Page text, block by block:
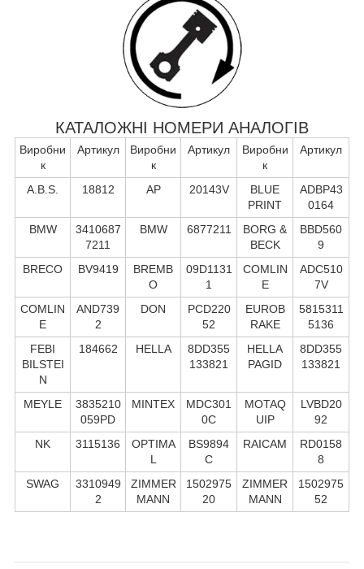
КАТАЛОЖНІ НОМЕРИ АНАЛОГІВ
Виробни
к
Артикул
Виробни
к
Артикул
Виробни
к
Артикул
A.B.S. 18812 AP 20143V
BLUE
PRINT
ADBP43
0164
BMW
3410687
7211
BMW 6877211
BORG &
BECK
BBD560
9
BRECO
BV9419
BREMB
O
09D1131
1
COMLIN
E
ADC510
7V
COMLIN
E
AND739
2
DON
PCD220
52
EUROB
RAKE
5815311
5136
FEBI
BILSTEI
N
184662 HELLA
8DD355
133821
HELLA
PAGID
8DD355
133821
MEYLE
3835210
059PD
MINTEX
MDC301
0C
MOTAQ
UIP
LVBD20
92
NK
3115136
OPTIMA
L
BS9894
C
RAICAM
RD0158
8
SWAG
3310949
2
ZIMMER
MANN
1502975
20
ZIMMER
MANN
1502975
52